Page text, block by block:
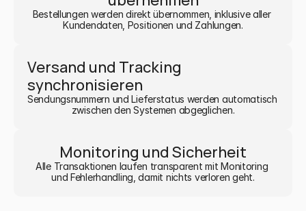
Bestellungen werden direkt übernommen, inklusive aller
Kundendaten, Positionen und Zahlungen.
Versand und Tracking
synchronisieren
Sendungsnummern und Lieferstatus werden automatisch
zwischen den Systemen abgeglichen.
Monitoring und Sicherheit
Alle Transaktionen laufen transparent mit Monitoring
und Fehlerhandling, damit nichts verloren geht.